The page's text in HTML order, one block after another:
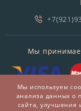
Мы
Мы используем
анализа данных о
сайта, улучшения